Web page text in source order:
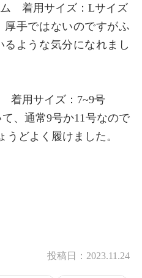
紹介
着用サイズ：Lサイズ
手ではないのですがふ
ような気分になれまし
着用サイズ：7~9号
、通常9号か11号なので
うどよく履けました。
投稿日： 2023.11.24